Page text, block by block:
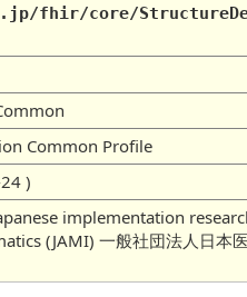
core/
Common Profile
)
implementation
(JAMI) 一般社団法人日本